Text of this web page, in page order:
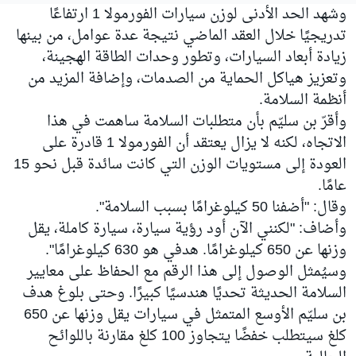
وشهد الحد الأدنى لوزن سيارات الفورمولا 1 ارتفاعًا
تدريجيًا خلال العقد الماضي نتيجة عدة عوامل، من بينها
زيادة أبعاد السيارات، وتطور وحدات الطاقة الهجينة،
وتعزيز هياكل الحماية من الصدمات، وإضافة المزيد من
أنظمة السلامة.
وأقرّ بن سليّم بأن متطلبات السلامة ساهمت في هذا
الاتجاه، لكنه لا يزال يعتقد أن الفورمولا 1 قادرة على
العودة إلى مستويات الوزن التي كانت سائدة قبل نحو 15
عامًا.
وقال: "أضفنا 50 كيلوغرامًا بسبب السلامة".
وأضاف: "لكنني الآن أود رؤية سيارة، سيارة كاملة، يقل
وزنها عن 650 كيلوغرامًا. هدفي هو 630 كيلوغرامًا".
وسيُمثل الوصول إلى هذا الرقم مع الحفاظ على معايير
السلامة الحديثة تحديًا هندسيًا كبيرًا. وحتى بلوغ هدف
بن سليّم الأوسع المتمثل في سيارات يقل وزنها عن 650
كلغ سيتطلب خفضًا يتجاوز 100 كلغ مقارنة باللوائح